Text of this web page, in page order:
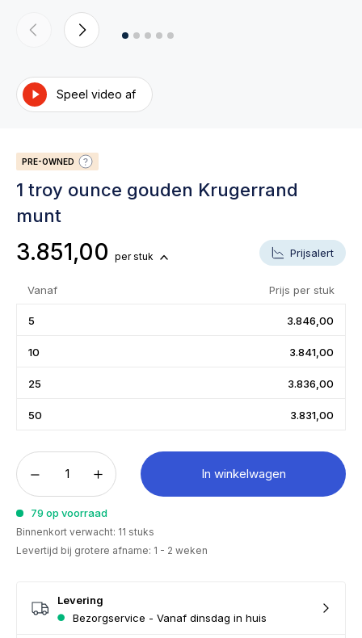
Speel video af
PRE-OWNED
1 troy ounce gouden Krugerrand
munt
3.851,00 per stuk Prijsalert
Vanaf Prijs per stuk
5 3.846,00
10 3.841,00
25 3.836,00
50 3.831,00
In winkelwagen
79 op voorraad
Binnenkort verwacht: 11 stuks
Levertijd bij grotere afname: 1 - 2 weken
Levering
Bezorgservice - Vanaf dinsdag in huis